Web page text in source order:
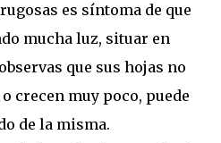
es síntoma de que
mucha luz, situar en
que sus hojas no
crecen muy poco, puede
de la misma.